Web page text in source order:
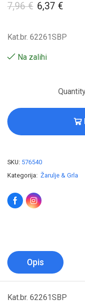
7,96€ 6,37 €
Kat.br. 62261SBP
Na zalihi
SKU: 576540
Kategorija: Žarulje & Grla
Opis
Kat.br. 62261SBP